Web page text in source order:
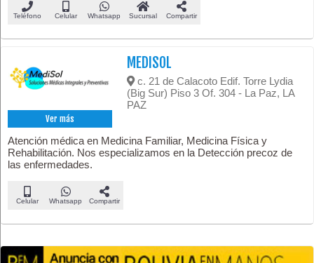
Teléfono Celular Whatsapp Sucursal Compartir
Ver más
MEDISOL
c. 21 de Calacoto Edif. Torre Lydia
(Big Sur) Piso 3 Of. 304 - La Paz, LA
PAZ
Atención médica en Medicina Familiar, Medicina Física y
Rehabilitación. Nos especializamos en la Detección precoz de
las enfermedades.
Celular Whatsapp Compartir